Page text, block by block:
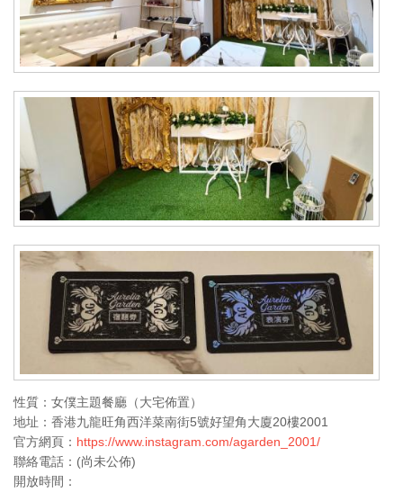
性質：女僕主題餐廳（大宅佈置）
地址：香港九龍旺角西洋菜南街5號好望角大廈20樓2001
官方網頁： https://www.instagram.com/agarden_2001/
聯絡電話：(尚未公佈)
開放時間：